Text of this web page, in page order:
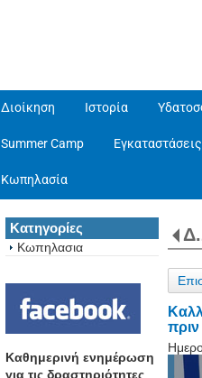
Διοίκηση Ιστορία
Summer Camp Εγκαταστάσεις
Κωπηλασία
Κατηγορίες
Κωπηλασια
Καθημερινή ενημέρωση
για τις δραστηριότητες